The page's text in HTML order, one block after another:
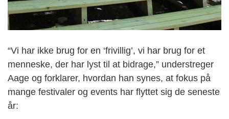
“Vi har ikke brug for en ‘frivillig’, vi har brug for et
menneske, der har lyst til at bidrage,” understreger
Aage og forklarer, hvordan han synes, at fokus på
mange festivaler og events har flyttet sig de seneste
år: